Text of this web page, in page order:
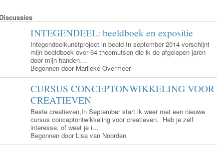
Discussies
INTEGENDEEL: beeldboek en expositie
Integendeelkunstproject in beeld In september 2014 verschijnt
mijn beeldboek over 64 theemutsen die ik de afgelopen jaren
door mijn handen…
Begonnen door Marlieke Overmeer
CURSUS CONCEPTONWIKKELING VOOR
CREATIEVEN
Beste creatieven,In September start ik weer met een nieuwe
cursus conceptontwikkeling voor creatieven. Heb je zelf
interesse, of weet je i…
Begonnen door Lisa van Noorden